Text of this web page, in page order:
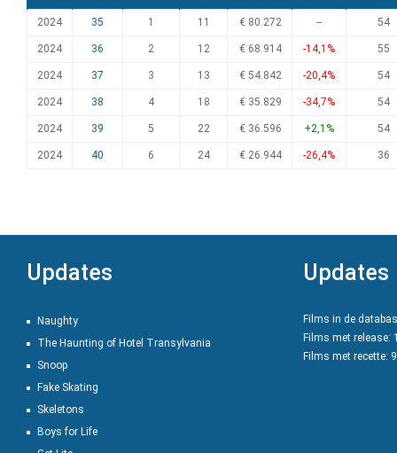
2024 35 1 11 € 80.272 -- 54
2024 36 2 12 € 68.914 -14,1% 55
2024 37 3 13 € 54.842 -20,4% 54
2024 38 4 18 € 35.829 -34,7% 54
2024 39 5 22 € 36.596 +2,1% 54
2024 40 6 24 € 26.944 -26,4% 36
Updates
Naughty
The Haunting of Hotel Transylvania
Snoop
Fake Skating
Skeletons
Boys for Life
Updates
Films in de
Films met release:
Films met recette: